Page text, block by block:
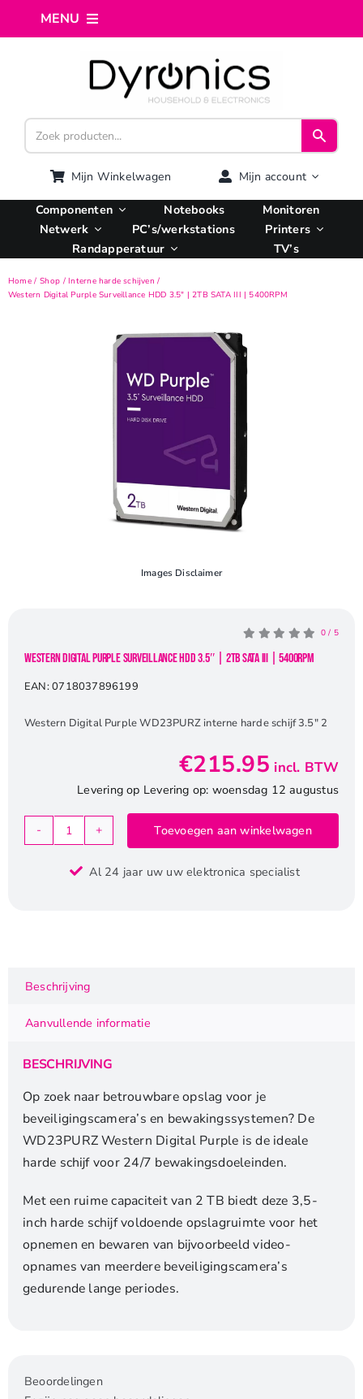
MENU
Webshop
Computer reparatie
AI Integratie
Hosting
Mijn Winkelwagen Mijn account
Componenten Notebooks
Monitoren
Netwerk
PC’s/werkstations
Printers
Randapperatuur
TV’s
Home Shop
Interne harde schijven
Western Digital Purple Surveillance HDD 3.5″ | 2TB SATA III | 5400RPM
Images Disclaimer
0 / 5
Western Digital Purple Surveillance HDD 3.5″ | 2TB SATA III | 5400RPM
EAN:0718037896199
Western Digital Purple WD23PURZ interne harde schijf 3.5″ 2
€215.95 incl. BTW
Levering op Levering op: woensdag 12 augustus
Western
Purple
SATA
aantal
Toevoegen aan winkelwagen
Al 24 jaar uw uw elektronica specialist
Beschrijving
Aanvullende informatie
BESCHRIJVING
Op zoek naar betrouwbare opslag voor je
beveiligingscamera’s en bewakingssystemen? De
WD23PURZ Western Digital Purple is de ideale
harde schijf voor 24/7 bewakingsdoeleinden.
Met een ruime capaciteit van 2 TB biedt deze 3,5-
inch harde schijf voldoende opslagruimte voor het
opnemen en bewaren van bijvoorbeeld video-
opnames van meerdere beveiligingscamera’s
gedurende lange periodes.
Beoordelingen